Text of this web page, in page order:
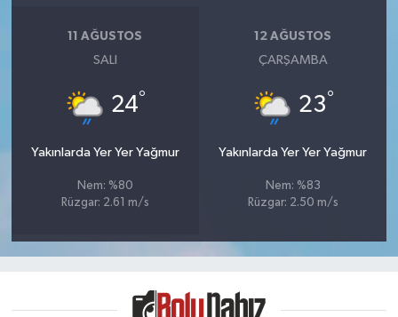
11 AĞUSTOS
SALI
24°
Yakınlarda Yer Yer Yağmur
Nem: %80
Rüzgar: 2.61 m/s
12 AĞUSTOS
ÇARŞAMBA
23°
Yakınlarda Yer Yer Yağmur
Nem: %83
Rüzgar: 2.50 m/s